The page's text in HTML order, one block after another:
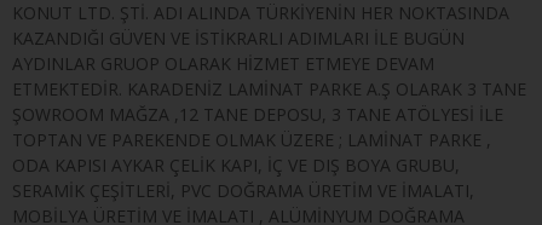
KONUT LTD. ŞTİ. ADI ALINDA TÜRKİYENİN HER NOKTASINDA
KAZANDIĞI GÜVEN VE İSTİKRARLI ADIMLARI İLE BUGÜN
AYDINLAR GRUOP OLARAK HİZMET ETMEYE DEVAM
ETMEKTEDİR. KARADENİZ LAMİNAT PARKE A.Ş OLARAK 3 TANE
ŞOWROOM MAĞZA ,12 TANE DEPOSU, 3 TANE ATÖLYESİ İLE
TOPTAN VE PAREKENDE OLMAK ÜZERE ; LAMİNAT PARKE ,
ODA KAPISI AYKAR ÇELİK KAPI, İÇ VE DIŞ BOYA GRUBU,
SERAMİK ÇEŞİTLERİ, PVC DOĞRAMA ÜRETİM VE İMALATI,
MOBİLYA ÜRETİM VE İMALATI , ALÜMİNYUM DOĞRAMA